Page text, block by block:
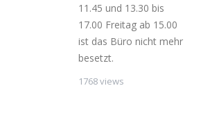
11.45 und 13.30 bis
17.00 Freitag ab 15.00
ist das Büro nicht mehr
besetzt.
1768 views